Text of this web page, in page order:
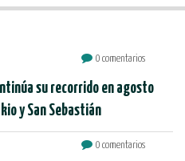
0 comentarios
su recorrido en agosto
y San Sebastián
0 comentarios